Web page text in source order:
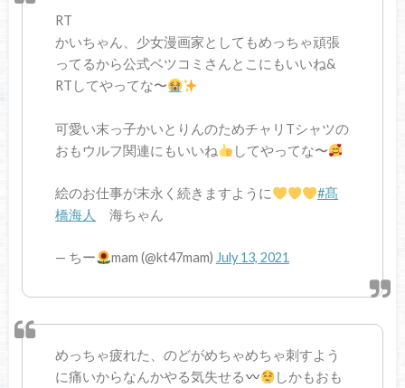
RT
かいちゃん、少女漫画家としてもめっちゃ頑張
ってるから公式ベツコミさんとこにもいいね&
RTしてやってな〜
可愛い末っ子かいとりんのためチャリTシャツの
おもウルフ関連にもいいね
してやってな〜
絵のお仕事が末永く続きますように
#髙
橋海人
海ちゃん
— ちー mam (@kt47mam) July 13, 2021
めっちゃ疲れた、のどがめちゃめちゃ刺すよう
に痛いからなんかやる気失せる
しかもおも